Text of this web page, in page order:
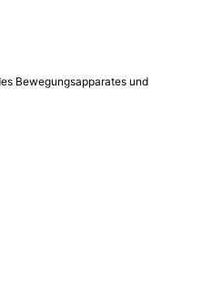
Bewegungsapparates und